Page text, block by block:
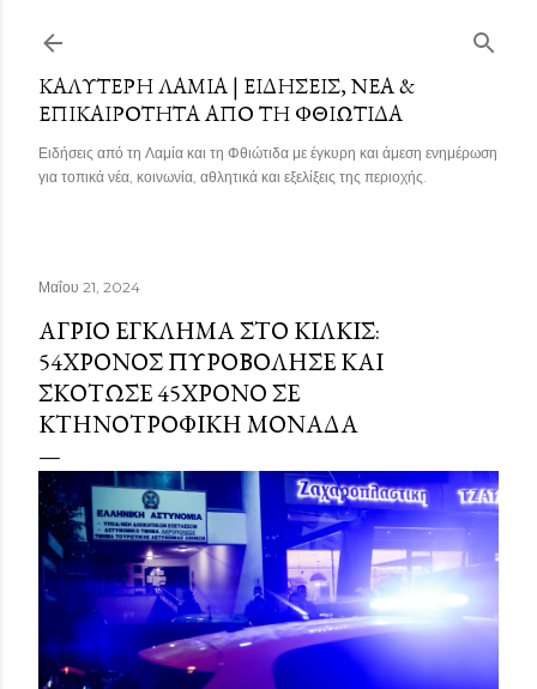
ΚΑΛΎΤΕΡΗ ΛΑΜΊΑ | ΕΙΔΉΣΕΙΣ, ΝΈΑ &
ΕΠΙΚΑΙΡΌΤΗΤΑ ΑΠΌ ΤΗ ΦΘΙΏΤΙΔΑ
Ειδήσεις από τη Λαμία και τη Φθιώτιδα με έγκυρη και άμεση ενημέρωση
για τοπικά νέα, κοινωνία, αθλητικά και εξελίξεις της περιοχής.
Μαΐου 21, 2024
ΆΓΡΙΟ ΈΓΚΛΗΜΑ ΣΤΟ ΚΙΛΚΊΣ:
54ΧΡΟΝΟΣ ΠΥΡΟΒΌΛΗΣΕ ΚΑΙ
ΣΚΌΤΩΣΕ 45ΧΡΟΝΟ ΣΕ
ΚΤΗΝΟΤΡΟΦΙΚΉ ΜΟΝΆΔΑ